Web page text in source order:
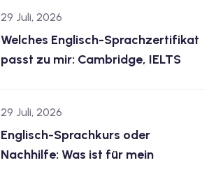
29 Juli, 2026
Welches Englisch-Sprachzertifikat
passt zu mir: Cambridge, IELTS
29 Juli, 2026
Englisch-Sprachkurs oder
Nachhilfe: Was ist für mein